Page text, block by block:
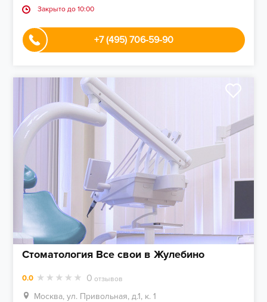
Закрыто до 10:00
+7 (495) 706-59-90
Стоматология Все свои в Жулебино
0.0 0 отзывов
Москва, ул. Привольная, д.1, к. 1